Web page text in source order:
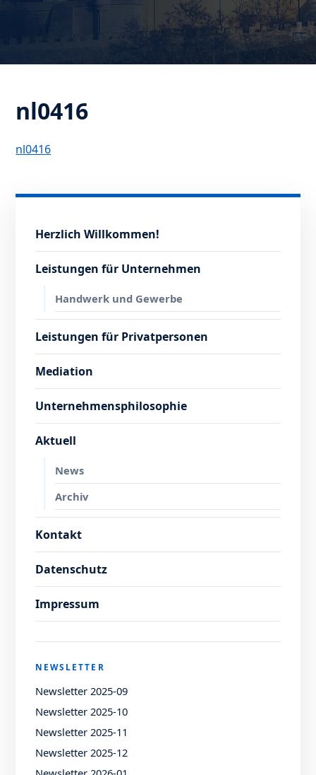
nl0416
nl0416
Herzlich Willkommen!
Leistungen für Unternehmen
Handwerk und Gewerbe
Leistungen für Privatpersonen
Mediation
Unternehmensphilosophie
Aktuell
News
Archiv
Kontakt
Datenschutz
Impressum
NEWSLETTER
Newsletter 2025-09
Newsletter 2025-10
Newsletter 2025-11
Newsletter 2025-12